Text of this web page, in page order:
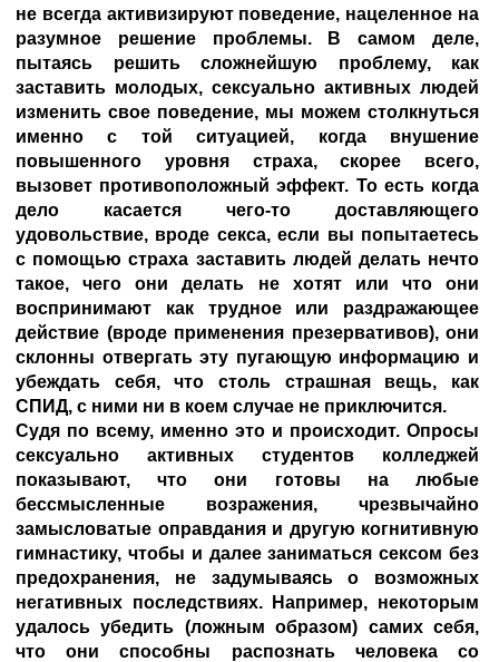
не всегда активизируют поведение, нацеленное на
разумное решение проблемы. В самом деле,
пытаясь решить сложнейшую проблему, как
заставить молодых, сексуально активных людей
изменить свое поведение, мы можем столкнуться
именно с той ситуацией, когда внушение
повышенного уровня страха, скорее всего,
вызовет противоположный эффект. То есть когда
дело касается чего-то доставляющего
удовольствие, вроде секса, если вы попытаетесь
с помощью страха заставить людей делать нечто
такое, чего они делать не хотят или что они
воспринимают как трудное или раздражающее
действие (вроде применения презервативов), они
склонны отвергать эту пугающую информацию и
убеждать себя, что столь страшная вещь, как
СПИД, с ними ни в коем случае не приключится.
Судя по всему, именно это и происходит. Опросы
сексуально активных студентов колледжей
показывают, что они готовы на любые
бессмысленные возражения, чрезвычайно
замысловатые оправдания и другую когнитивную
гимнастику, чтобы и далее заниматься сексом без
предохранения, не задумываясь о возможных
негативных последствиях. Например, некоторым
удалось убедить (ложным образом) самих себя,
что они способны распознать человека со